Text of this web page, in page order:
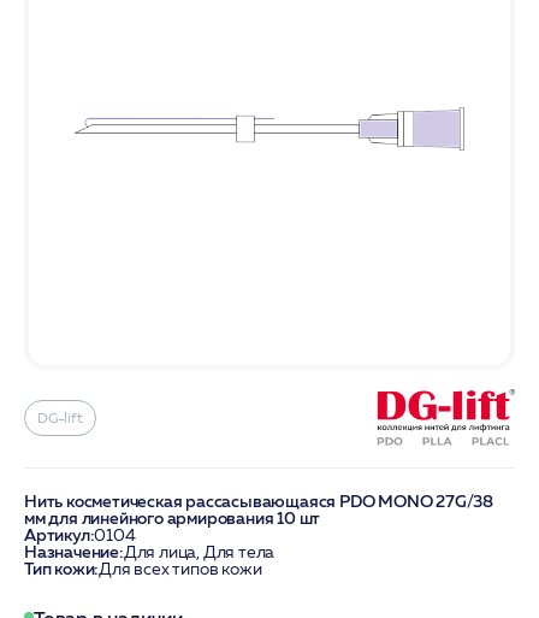
DG-lift
Нить косметическая рассасывающаяся PDO MONO 27G/38
мм для линейного армирования 10 шт
Артикул:0104
Назначение:Для лица, Для тела
Тип кожи:Для всех типов кожи